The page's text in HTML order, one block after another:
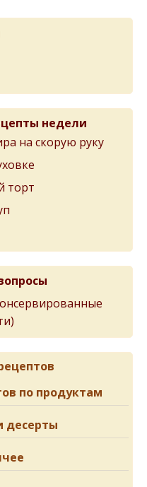
недели
на скорую руку
торт
по продуктам
десерты